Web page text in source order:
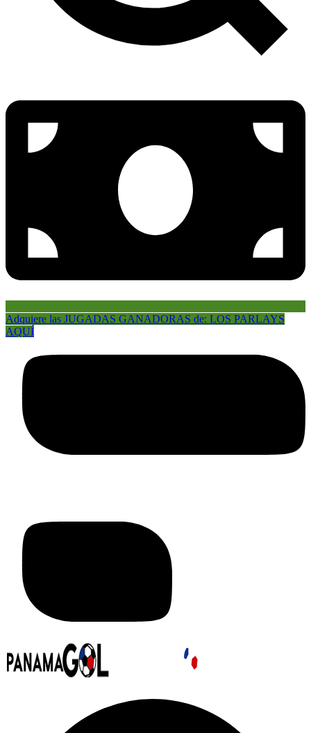
Adquiere las JUGADAS GANADORAS de: LOS PARLAYS
AQUÍ